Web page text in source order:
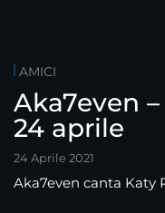
AMICI
Aka7even
24 aprile
24 Aprile 2021
Aka7even canta Katy